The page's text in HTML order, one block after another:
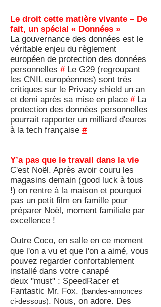
Le droit cette matière vivante – De
fait, un spécial « Données »
La gouvernance des données est le
véritable enjeu du règlement
européen de protection des données
personnelles #Le G29 (regroupant
les CNIL européennes) sont très
critiques sur le Privacy shield un an
et demi après sa mise en place #La
protection des données personnelles
pourrait rapporter un milliard d'euros
à la tech française #
Y’a pas que le travail dans la vie
C'est Noël. Après avoir couru les
magasins demain (good luck à tous
!) on rentre à la maison et pourquoi
pas un petit film en famille pour
préparer Noël, moment familiale par
excellence !
Outre Coco, en salle en ce moment
que l'on a vu et que l'on a aimé, vous
pouvez regarder confortablement
installé dans votre canapé
deux "must" : SpeedRacer et
Fantastic Mr. Fox. (bandes-annonces
ci-dessous). Nous, on adore. Des